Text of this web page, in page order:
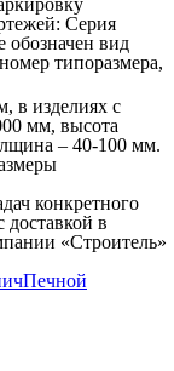
Серия
обозначен вид
типоразмера,
в изделиях с
мм, высота
– 40-100 мм.
конкретного
в
«Строитель»
Печной